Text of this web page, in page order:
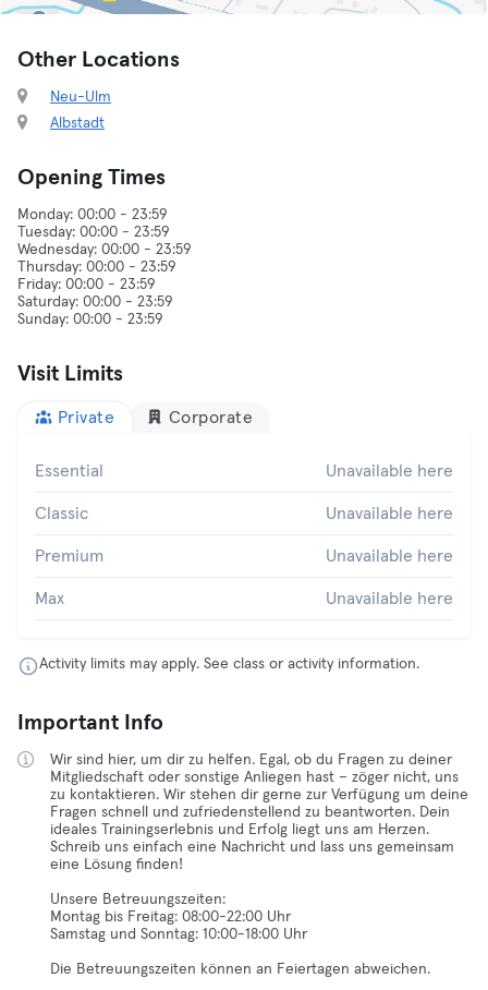
Other Locations
Neu-Ulm
Albstadt
Opening Times
Monday: 00:00 - 23:59
Tuesday: 00:00 - 23:59
Wednesday: 00:00 - 23:59
Thursday: 00:00 - 23:59
Friday: 00:00 - 23:59
Saturday: 00:00 - 23:59
Visit Limits
Private Corporate
Essential Unavailable here
Classic Unavailable here
Premium Unavailable here
Max Unavailable here
Activity limits may apply. See class or activity information.
Important Info
Wir sind hier, um dir zu helfen. Egal, ob du Fragen zu deiner
Mitgliedschaft oder sonstige Anliegen hast – zöger nicht, uns
zu kontaktieren. Wir stehen dir gerne zur Verfügung um deine
Fragen schnell und zufriedenstellend zu beantworten. Dein
ideales Trainingserlebnis und Erfolg liegt uns am Herzen.
Schreib uns einfach eine Nachricht und lass uns gemeinsam
eine Lösung finden!
Unsere Betreuungszeiten:
Montag bis Freitag: 08:00-22:00 Uhr
Samstag und Sonntag: 10:00-18:00 Uhr
Die Betreuungszeiten können an Feiertagen abweichen.